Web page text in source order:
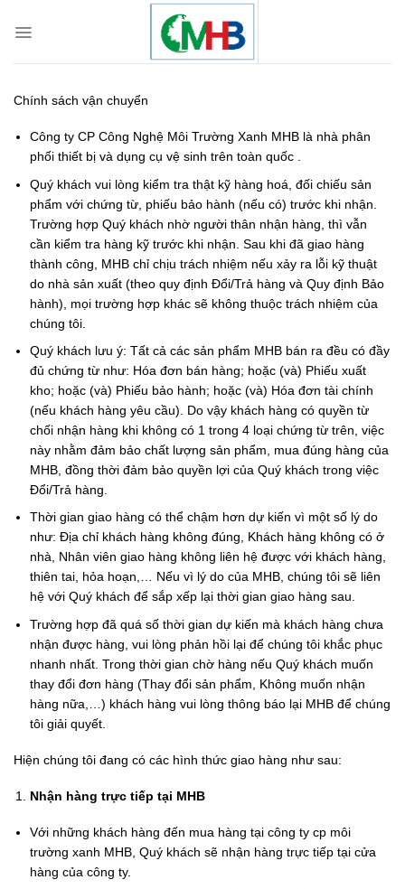
Chính sách vận chuyển
Công ty CP Công Nghệ Môi Trường Xanh MHB là nhà phân
phối thiết bị và dụng cụ vệ sinh trên toàn quốc .
Quý khách vui lòng kiểm tra thật kỹ hàng hoá, đối chiếu sản
phẩm với chứng từ, phiếu bảo hành (nếu có) trước khi nhận.
Trường hợp Quý khách nhờ người thân nhận hàng, thì vẫn
cần kiểm tra hàng kỹ trước khi nhận. Sau khi đã giao hàng
thành công, MHB chỉ chịu trách nhiệm nếu xảy ra lỗi kỹ thuật
do nhà sản xuất (theo quy định Đổi/Trả hàng và Quy định Bảo
hành), mọi trường hợp khác sẽ không thuộc trách nhiệm của
chúng tôi.
Quý khách lưu ý: Tất cả các sản phẩm MHB bán ra đều có đầy
đủ chứng từ như: Hóa đơn bán hàng; hoặc (và) Phiếu xuất
kho; hoặc (và) Phiếu bảo hành; hoặc (và) Hóa đơn tài chính
(nếu khách hàng yêu cầu). Do vậy khách hàng có quyền từ
chối nhận hàng khi không có 1 trong 4 loại chứng từ trên, việc
này nhằm đảm bảo chất lượng sản phẩm, mua đúng hàng của
MHB, đồng thời đảm bảo quyền lợi của Quý khách trong việc
Đổi/Trả hàng.
Thời gian giao hàng có thể chậm hơn dự kiến vì một số lý do
như: Địa chỉ khách hàng không đúng, Khách hàng không có ở
nhà, Nhân viên giao hàng không liên hệ được với khách hàng,
thiên tai, hỏa hoạn,… Nếu vì lý do của MHB, chúng tôi sẽ liên
hệ với Quý khách để sắp xếp lại thời gian giao hàng sau.
Trường hợp đã quá số thời gian dự kiến mà khách hàng chưa
nhận được hàng, vui lòng phản hồi lại để chúng tôi khắc phục
nhanh nhất. Trong thời gian chờ hàng nếu Quý khách muốn
thay đổi đơn hàng (Thay đổi sản phẩm, Không muốn nhận
hàng nữa,…) khách hàng vui lòng thông báo lại MHB để chúng
tôi giải quyết.
Hiện chúng tôi đang có các hình thức giao hàng như sau:
Nhận hàng trực tiếp tại MHB
Với những khách hàng đến mua hàng tại công ty cp môi
trường xanh MHB, Quý khách sẽ nhận hàng trực tiếp tại cửa
hàng của công ty.